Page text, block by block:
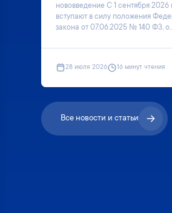
нововведение С 1 сентября 2026
вступают в силу положения
закона от 07.06.2025 № 140 ФЗ,
28 июля 2026 16 минут чтения
Все новости и статьи